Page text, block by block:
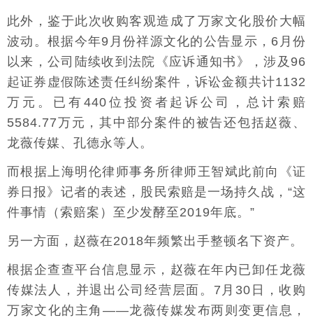
此外，鉴于此次收购客观造成了万家文化股价大幅
波动。根据今年9月份祥源文化的公告显示，6月份
以来，公司陆续收到法院《应诉通知书》，涉及96
起证券虚假陈述责任纠纷案件，诉讼金额共计1132
万元。已有440位投资者起诉公司，总计索赔
5584.77万元，其中部分案件的被告还包括赵薇、
龙薇传媒、孔德永等人。
而根据上海明伦律师事务所律师王智斌此前向《证
券日报》记者的表述，股民索赔是一场持久战，“这
件事情（索赔案）至少发酵至2019年底。”
另一方面，赵薇在2018年频繁出手整顿名下资产。
根据企查查平台信息显示，赵薇在年内已卸任龙薇
传媒法人，并退出公司经营层面。7月30日，收购
万家文化的主角——龙薇传媒发布两则变更信息，